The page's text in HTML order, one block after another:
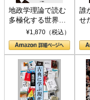
地政学理論で読む
多極化する世界：
トランプとBRICS
の挑戦
¥1,870（税込）
誰
せ
し
書)